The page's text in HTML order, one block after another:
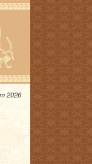
2026